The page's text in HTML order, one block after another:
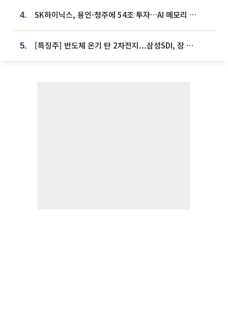
4. SK하이닉스, 용인·청주에 54조 투자…AI 메모리 생산기지 키운다
5. [특징주] 반도체 온기 탄 2차전지...삼성SDI, 장 초반 7% 넘게 껑충